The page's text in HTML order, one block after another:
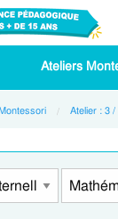
Ateliers
Atelier : 3